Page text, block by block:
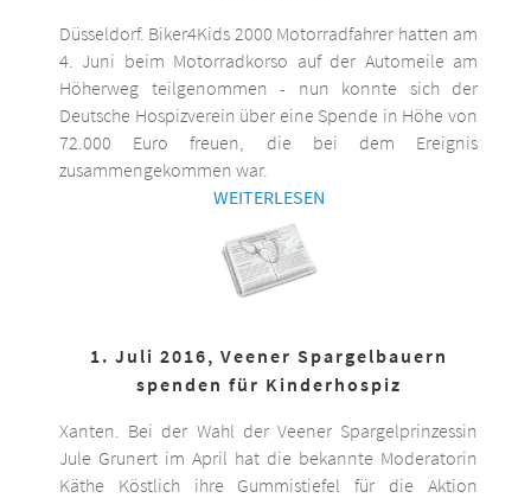
Düsseldorf. Biker4Kids 2000 Motorradfahrer hatten am
4. Juni beim Motorradkorso auf der Automeile am
Höherweg teilgenommen - nun konnte sich der
Deutsche Hospizverein über eine Spende in Höhe von
72.000 Euro freuen, die bei dem Ereignis
zusammengekommen war.
WEITERLESEN
1. Juli 2016, Veener Spargelbauern
spenden für Kinderhospiz
Xanten. Bei der Wahl der Veener Spargelprinzessin
Jule Grunert im April hat die bekannte Moderatorin
Käthe Köstlich ihre Gummistiefel für die Aktion